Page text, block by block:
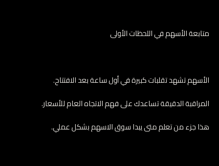
متابعة الأسهم في اللحظات الأولى
الأسهم تشهد تقلبات كبيرة في أول ساعة بعد الافتتاح.
المراقبة الدقيقة تساعدك على فهم الاتجاه العام للأسعار.
هذا جزء من تعلم متى يبدا سوق الاسهم بشكل عملي.